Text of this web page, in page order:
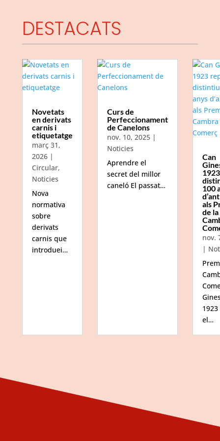
DESTACATS
Novetats
en derivats
carnis i
etiquetatge
març 31,
2026|
Circular,
Noticies
Nova
normativa
sobre
derivats
carnis que
introduei…
Curs de
Perfeccionament
de Canelons
nov. 10, 2025|
Noticies
Aprendre el
secret del millor
caneló El passat…
Can
100
als
de la
nov.
|
el…